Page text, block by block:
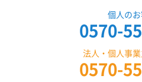
個人の
0570-
法人・個人事
0570-